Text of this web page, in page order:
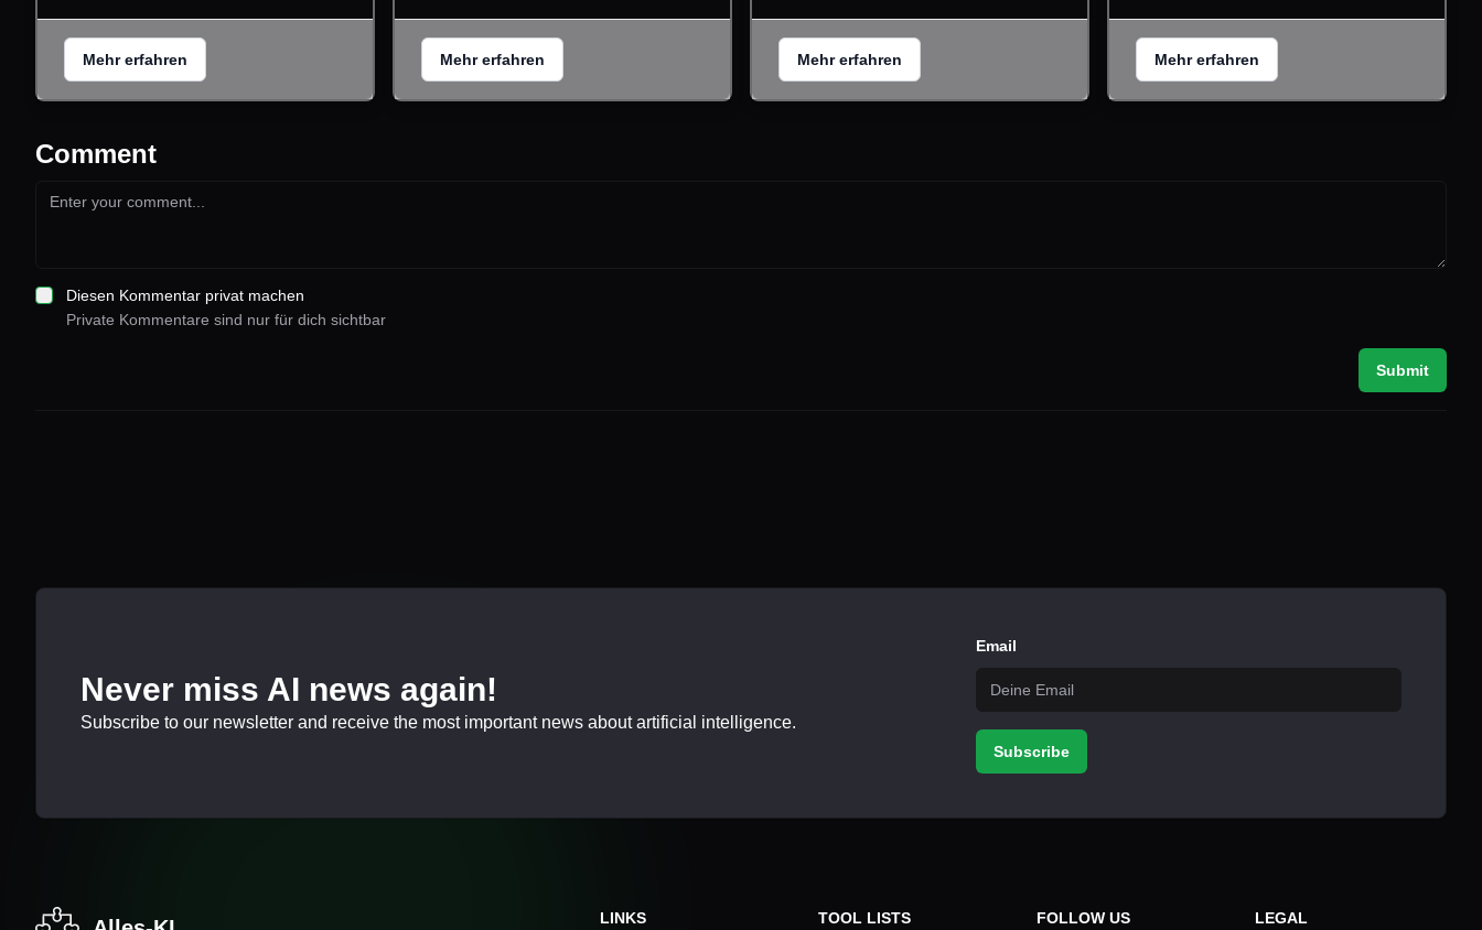
Mehr erfahren Mehr erfahren Mehr erfahren Mehr erfahren
Comment
Diesen Kommentar privat machen
Private Kommentare sind nur für dich sichtbar
Submit
Never miss AI news again!
Subscribe to our newsletter and receive the most important news about artificial intelligence.
Email
Subscribe
LINKS TOOL LISTS FOLLOW US LEGAL